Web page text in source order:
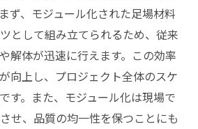
ず、モジュール化された足場材料
として組み立てられるため、従来
解体が迅速に行えます。この効率
向上し、プロジェクト全体のスケ
す。また、モジュール化は現場で
せ、品質の均一性を保つことにも